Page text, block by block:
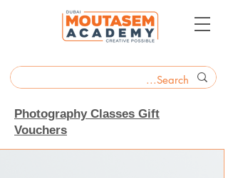
Photography Classes Gift
Vouchers